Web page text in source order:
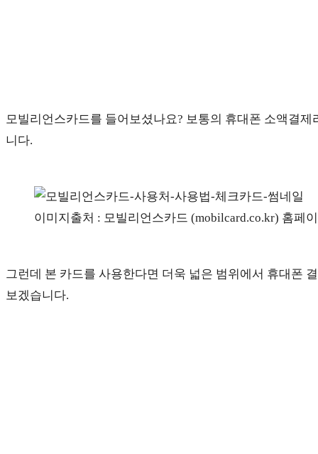
모빌리언스카드를 들어보셨나요? 보통의 휴대폰 소액결
니다.
이미지출처 : 모빌리언스카드 (mobilcard.co.kr) 홈페
그런데 본 카드를 사용한다면 더욱 넓은 범위에서 휴대폰
보겠습니다.